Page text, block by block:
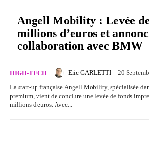
Angell Mobility : Levée
millions d’euros et
collaboration avec BMW
HIGH-TECH Eric GARLETTI - 20
La start-up française Angell Mobility, spécialisée
premium, vient de conclure une levée de fonds
millions d'euros. Avec...